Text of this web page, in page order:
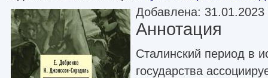
Добавлена: 31.01.2023
Аннотация
Сталинский период в
государства